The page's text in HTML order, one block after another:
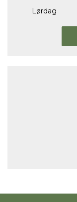
Lørdag